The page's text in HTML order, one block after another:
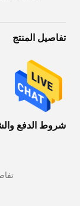
تفاصيل المنتج
شروط الدفع